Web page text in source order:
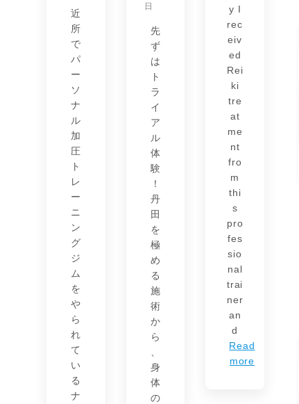
近
所
で
パ
ー
ソ
ナ
ル
加
圧
ト
レ
ー
ニ
ン
グ
ジ
ム
を
や
ら
れ
て
い
る
ナ
日
先
ず
は
ト
ラ
イ
ア
ル
体
験
！
丹
田
を
極
め
る
施
術
か
ら
身
体
の
y I
rec
eiv
ed
Rei
ki
tre
at
me
nt
fro
m
thi
s
pro
fes
sio
nal
trai
ner
an
d
Read
more